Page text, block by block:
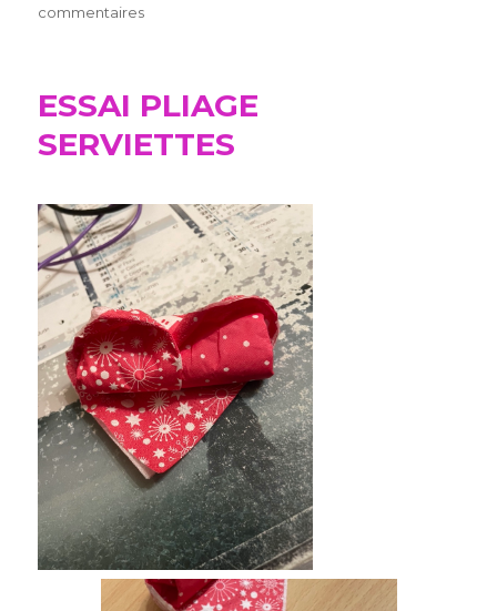
le
commentairessur
NOEL
ESSAI PLIAGE
SERVIETTES